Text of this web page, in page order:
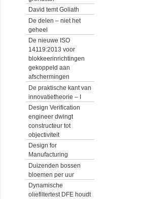
David temt Goliath
De delen – niet het
geheel
De nieuwe ISO
14119:2013 voor
blokkeerinrichtingen
gekoppeld aan
afschermingen
De praktische kant van
innovatietheorie – I
Design Verification
engineer dwingt
constructeur tot
objectiviteit
Design for
Manufacturing
Duizenden bossen
bloemen per uur
Dynamische
oliefiltertest DFE houdt